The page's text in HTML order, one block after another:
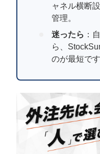
ャネル横断
管理。
迷ったら ：
ら、
のが最短です